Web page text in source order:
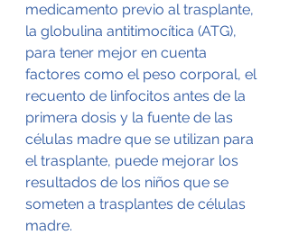
medicamento previo al trasplante,
la globulina antitimocítica (ATG),
para tener mejor en cuenta
factores como el peso corporal, el
recuento de linfocitos antes de la
primera dosis y la fuente de las
células madre que se utilizan para
el trasplante, puede mejorar los
resultados de los niños que se
someten a trasplantes de células
madre.